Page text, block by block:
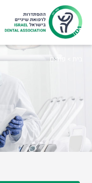
פורום